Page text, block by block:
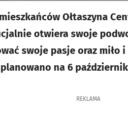
Ołtaszyna
otwiera swoje
swoje pasje oraz miło
na 6
REKLAMA